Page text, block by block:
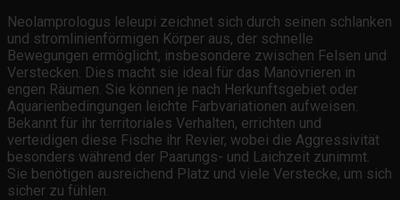
Neolamprologus leleupi zeichnet sich durch seinen schlanken
und stromlinienförmigen Körper aus, der schnelle
Bewegungen ermöglicht, insbesondere zwischen Felsen und
Verstecken. Dies macht sie ideal für das Manövrieren in
engen Räumen. Sie können je nach Herkunftsgebiet oder
Aquarienbedingungen leichte Farbvariationen aufweisen.
Bekannt für ihr territoriales Verhalten, errichten und
verteidigen diese Fische ihr Revier, wobei die Aggressivität
besonders während der Paarungs- und Laichzeit zunimmt.
Sie benötigen ausreichend Platz und viele Verstecke, um sich
sicher zu fühlen.